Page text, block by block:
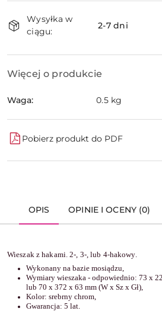
i
dostawa
Wysyłka w
ciągu:
2-7 dni
Więcej o produkcie
Waga: 0.5 kg
Pobierz produkt do PDF
OPIS OPINIE I OCENY (0)
Wieszak z hakami. 2-, 3-, lub 4-hakowy.
Wykonany na bazie mosiądzu,
Wymiary wieszaka - odpowiednio: 73 x
lub 70 x 372 x 63 mm (W x Sz x Gł),
Kolor: srebrny chrom,
Gwarancja: 5 lat.